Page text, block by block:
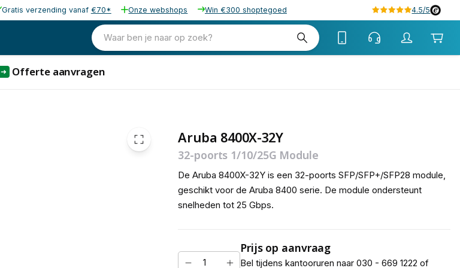
Gratis verzending vanaf €70* Onze webshops Win €300 shoptegoed 4.5/5
Waar ben je naar op zoek?
➜ Offerte aanvragen
Aruba 8400X-32Y
32-poorts 1/10/25G Module
De Aruba 8400X-32Y is een 32-poorts SFP/SFP+/SFP28 module,
geschikt voor de Aruba 8400 serie. De module ondersteunt
snelheden tot 25 Gbps.
Prijs op aanvraag
Bel tijdens kantooruren naar 030 - 669 1222 of